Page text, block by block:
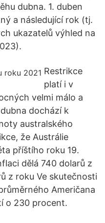
dubna. 1. duben
a následující rok (tj.
ukazatelů výhled na
Restrikce
platí i v
velmi málo a
dochází k
australského
že Austrálie
příštího roku 19.
dělá 740 dolarů z
z roku Ve skutečnosti
Američana
o 230 procent.